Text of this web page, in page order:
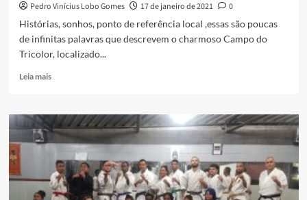
Pedro Vinícius Lobo Gomes 17 de janeiro de 2021
0
Histórias, sonhos, ponto de referência local ,essas são poucas
de infinitas palavras que descrevem o charmoso Campo do
Tricolor, localizado...
Leia maisRead
Campo
do
Tricolor,
palco
das
emoções